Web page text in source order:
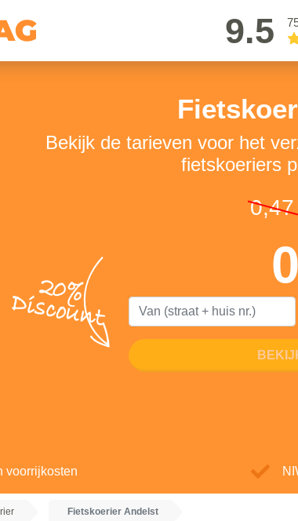
9.5
Bekijk de tarieven voor het
fietskoeriers
20%
Discount
0,47
voorrijkosten
Fietskoerier Andelst